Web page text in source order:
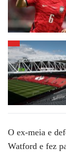
O ex-meia e
Watford e fez